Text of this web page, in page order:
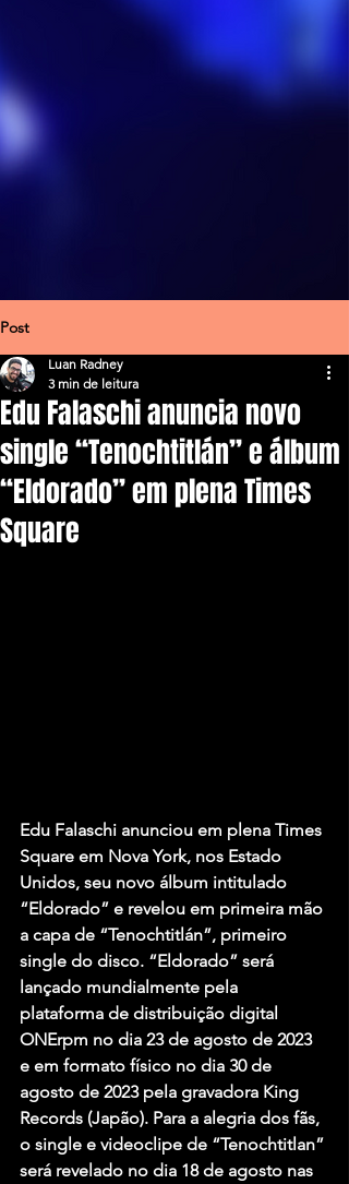
Post
Edu Falaschi anuncia novo
single “Tenochtitlán” e álbum
“Eldorado” em plena Times
Square
Luan Radney
3 min de leitura
Edu Falaschi anunciou em plena Times
Square em Nova York, nos Estado
Unidos, seu novo álbum intitulado
“Eldorado” e revelou em primeira mão
a capa de “Tenochtitlán”, primeiro
single do disco. “Eldorado” será
lançado mundialmente pela
plataforma de distribuição digital
ONErpm no dia 23 de agosto de 2023
e em formato físico no dia 30 de
agosto de 2023 pela gravadora King
Records (Japão). Para a alegria dos fãs,
o single e videoclipe de “Tenochtitlan”
será revelado no dia 18 de agosto nas